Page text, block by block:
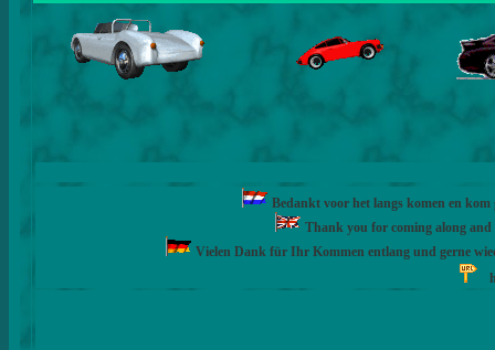
Bedankt voor het langs komen en
Thank you for coming along and
Vielen Dank für Ihr Kommen entlang und gerne